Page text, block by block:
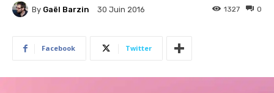
By Gaël Barzin 30 Juin 2016 0
1327
Facebook Twitter